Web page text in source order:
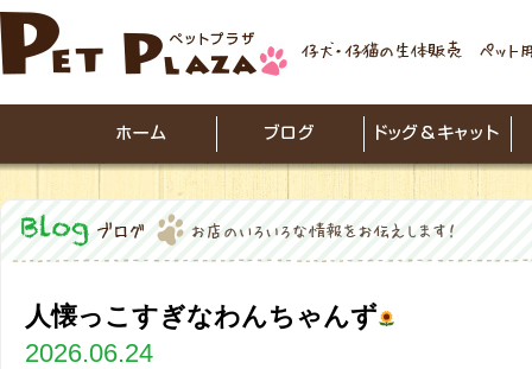
人懐っこすぎなわんちゃんず
2026.06.24